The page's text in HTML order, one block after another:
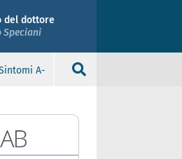
del dottore
A-